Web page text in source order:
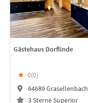
Gästehaus Dorflinde
★ 0(0)
64689 Grasellenbach
3 Sterne Superior